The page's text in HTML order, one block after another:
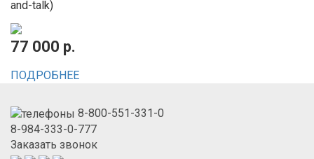
and-talk)
77 000 р.
ПОДРОБНЕЕ
8-800-551-331-0
8-984-333-0-777
Заказать звонок